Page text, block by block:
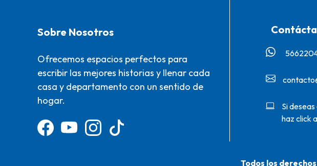
Sobre Nosotros
Ofrecemos espacios perfectos para
escribir las mejores historias y llenar cada
casa y departamento con un sentido de
hogar.
Si
haz click
Todos los